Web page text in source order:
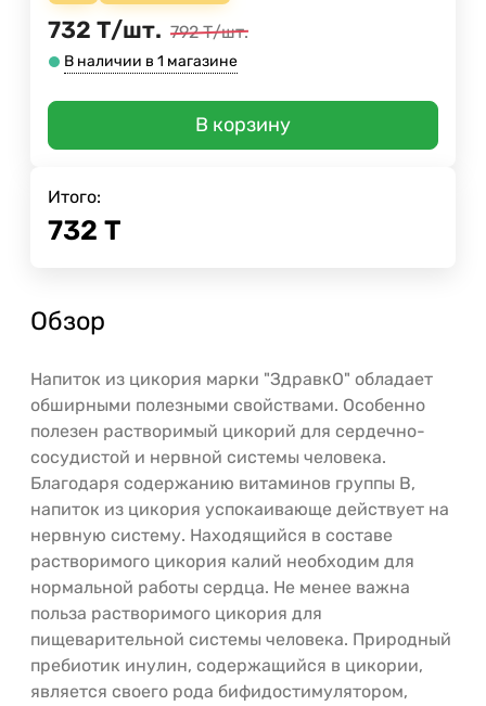
732 Т/шт. 792 Т/шт.
В наличии в 1 магазине
В корзину
Итого:
732 Т
Обзор
Напиток из цикория марки "ЗдравкО" обладает
обширными полезными свойствами. Особенно
полезен растворимый цикорий для сердечно-
сосудистой и нервной системы человека.
Благодаря содержанию витаминов группы В,
напиток из цикория успокаивающе действует на
нервную систему. Находящийся в составе
растворимого цикория калий необходим для
нормальной работы сердца. Не менее важна
польза растворимого цикория для
пищеварительной системы человека. Природный
пребиотик инулин, содержащийся в цикории,
является своего рода бифидостимулятором,